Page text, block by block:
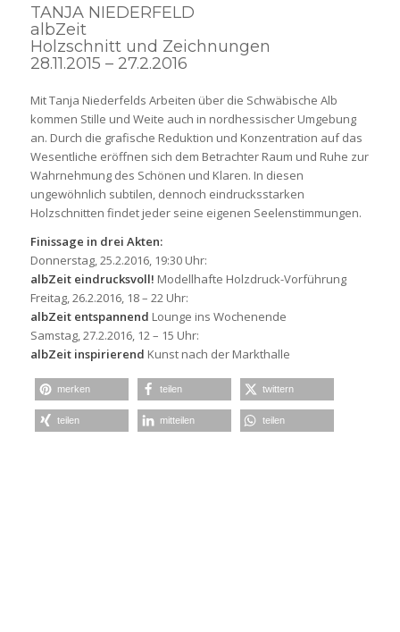
TANJA NIEDERFELD
albZeit
Holzschnitt und Zeichnungen
28.11.2015 – 27.2.2016
Mit Tanja Niederfelds Arbeiten über die Schwäbische Alb
kommen Stille und Weite auch in nordhessischer Umgebung
an. Durch die grafische Reduktion und Konzentration auf das
Wesentliche eröffnen sich dem Betrachter Raum und Ruhe zur
Wahrnehmung des Schönen und Klaren. In diesen
ungewöhnlich subtilen, dennoch eindrucksstarken
Holzschnitten findet jeder seine eigenen Seelenstimmungen.
Finissage in drei Akten:
Donnerstag, 25.2.2016, 19:30 Uhr:
albZeit eindrucksvoll! Modellhafte Holzdruck-Vorführung
Freitag, 26.2.2016, 18 – 22 Uhr:
albZeit entspannend Lounge ins Wochenende
Samstag, 27.2.2016, 12 – 15 Uhr:
albZeit inspirierend Kunst nach der Markthalle
merken teilen twittern
teilen mitteilen teilen